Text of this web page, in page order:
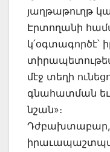
յաղթաթուղթ
Էրտողանի
կ՛օգտագործէ՝
մէջ տեղի
գնահատման
նշան»։
Դժբախտաբար,